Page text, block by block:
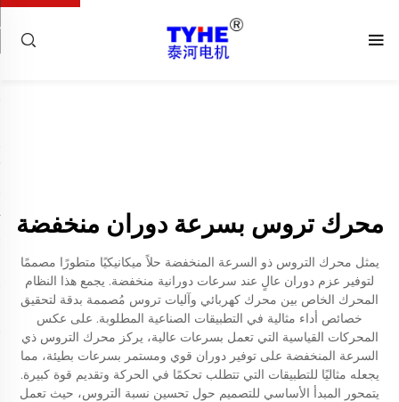
محرك تروس بسرعة دوران منخفضة
يمثل محرك التروس ذو السرعة المنخفضة حلاً ميكانيكيًا متطورًا مصممًا
لتوفير عزم دوران عالٍ عند سرعات دورانية منخفضة. يجمع هذا النظام
المحرك الخاص بين محرك كهربائي وآليات تروس مُصممة بدقة لتحقيق
خصائص أداء مثالية في التطبيقات الصناعية المطلوبة. على عكس
المحركات القياسية التي تعمل بسرعات عالية، يركز محرك التروس ذي
السرعة المنخفضة على توفير دوران قوي ومستمر بسرعات بطيئة، مما
يجعله مثاليًا للتطبيقات التي تتطلب تحكمًا في الحركة وتقديم قوة كبيرة.
يتمحور المبدأ الأساسي للتصميم حول تحسين نسبة التروس، حيث تعمل